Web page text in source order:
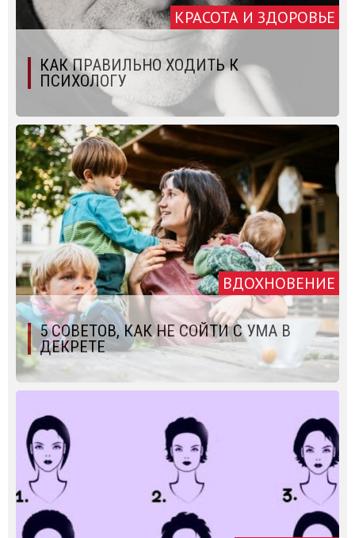
КРАСОТА И ЗДОРОВЬЕ
КАК ПРАВИЛЬНО ХОДИТЬ К
ПСИХОЛОГУ
ВДОХНОВЕНИЕ
5 СОВЕТОВ, КАК НЕ СОЙТИ С УМА В
ДЕКРЕТЕ